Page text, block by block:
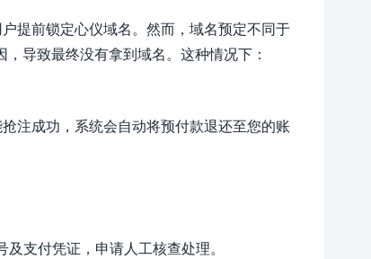
提前锁定心仪域名。然而，域名预定不同于
导致最终没有拿到域名。这种情况下：
注成功，系统会自动将预付款退还至您的账
支付凭证，申请人工核查处理。